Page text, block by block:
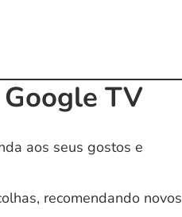
TV
aos seus gostos e
recomendando novos